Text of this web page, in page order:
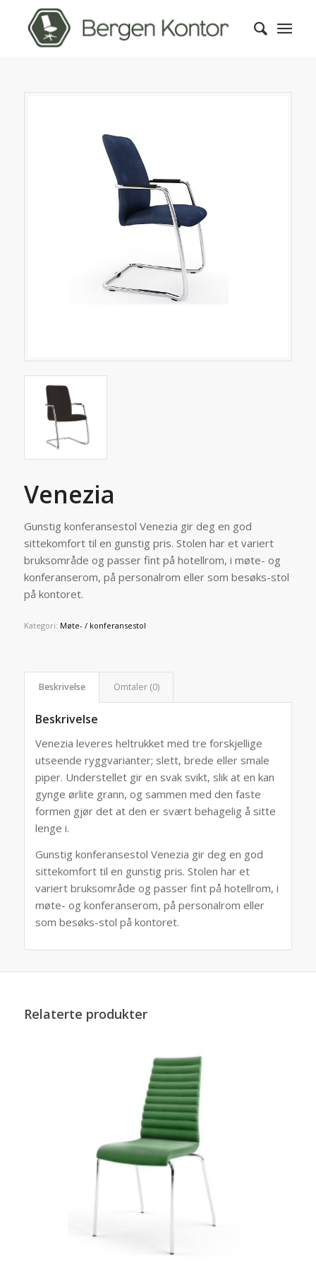
Venezia
Gunstig konferansestol Venezia gir deg en god
sittekomfort til en gunstig pris. Stolen har et variert
bruksområde og passer fint på hotellrom, i møte- og
konferanserom, på personalrom eller som besøks-stol
på kontoret.
Kategori: Møte- / konferansestol
Beskrivelse Omtaler (0)
Beskrivelse
Venezia leveres heltrukket med tre forskjellige
utseende ryggvarianter; slett, brede eller smale
piper. Understellet gir en svak svikt, slik at en kan
gynge ørlite grann, og sammen med den faste
formen gjør det at den er svært behagelig å sitte
lenge i.
Gunstig konferansestol Venezia gir deg en god
sittekomfort til en gunstig pris. Stolen har et
variert bruksområde og passer fint på hotellrom, i
møte- og konferanserom, på personalrom eller
som besøks-stol på kontoret.
Relaterte produkter